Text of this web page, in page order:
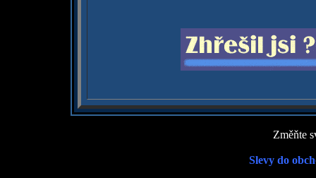
Změňte
Slevy do